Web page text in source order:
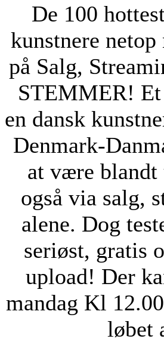
De 100
kunstnere
på Salg,
STEMMER!
en dansk
Denmark-
at være blandt
også via salg,
alene. Dog
seriøst, gratis
upload! Der
mandag Kl
løbet